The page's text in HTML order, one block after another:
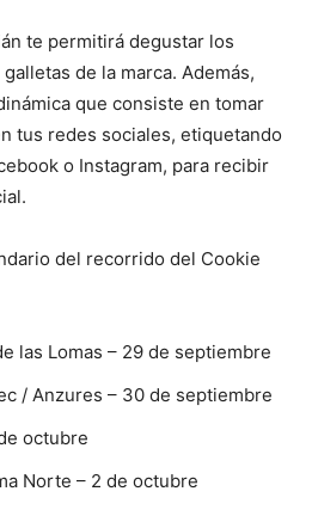
te permitirá degustar los
de la marca. Además,
que consiste en tomar
tus redes sociales, etiquetando
o Instagram, para recibir
del recorrido del Cookie
las Lomas – 29 de septiembre
/ Anzures – 30 de septiembre
octubre
Norte – 2 de octubre